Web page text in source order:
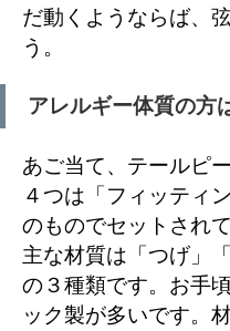
だ動くようならば、
う。
アレルギー体質の方
あご当て、テールピ
４つは「フィッティ
のものでセットされ
主な材質は「つげ」
の３種類です。お手
ック製が多いです。